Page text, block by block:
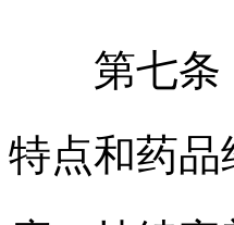
第七条
特点和药